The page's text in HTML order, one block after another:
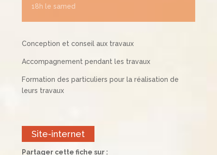
18h le samed
Conception et conseil aux travaux
Accompagnement pendant les travaux
Formation des particuliers pour la réalisation de
leurs travaux
Site-internet
Partager cette fiche sur :